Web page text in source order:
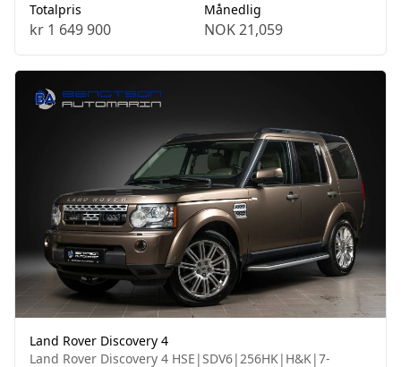
Totalpris
kr 1 649 900
Månedlig
NOK 21,059
Land Rover Discovery 4
Land Rover Discovery 4 HSE|SDV6|256HK|H&K|7-